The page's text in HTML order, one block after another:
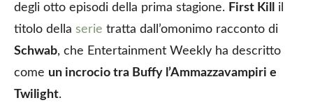
degli otto episodi della prima stagione. First Kill
il
titolo della serie tratta dall’omonimo racconto di
Schwab, che Entertainment Weekly ha descritto
come un incrocio tra Buffy l’Ammazzavampiri e
Twilight.